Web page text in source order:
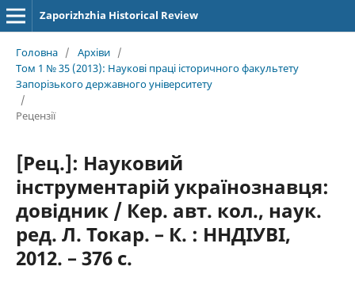
Zaporizhzhia Historical Review
Головна / Архіви /
Том 1 № 35 (2013): Наукові праці історичного факультету
Запорізького державного університету
/
Рецензії
[Рец.]: Науковий
інструментарій українознавця:
довідник / Кер. авт. кол., наук.
ред. Л. Токар. – К. : ННДІУВІ,
2012. – 376 с.